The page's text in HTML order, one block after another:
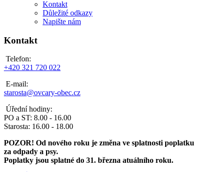
Kontakt
Důležité odkazy
Napište nám
Kontakt
Telefon:
+420 321 720 022
E-mail:
starosta@ovcary-obec.cz
Úřední hodiny:
PO a ST: 8.00 - 16.00
Starosta: 16.00 - 18.00
POZOR! Od nového roku je změna ve splatnosti poplatku
za odpady a psy.
Poplatky jsou splatné do 31. března atuálního roku.